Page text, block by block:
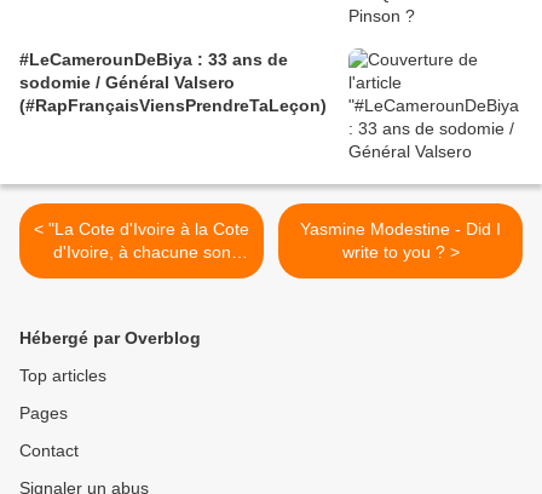
#LeCamerounDeBiya : 33 ans de
sodomie / Général Valsero
(#RapFrançaisViensPrendreTaLeçon)
< "La Cote d'Ivoire à la Cote
d'Ivoire, à chacune son
caleçon..." La vieille france
Yasmine Modestine - Did I
write to you ? >
Hébergé par Overblog
Top articles
Pages
Contact
Signaler un abus